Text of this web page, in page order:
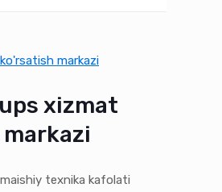
markazi
xizmat
texnika kafolati